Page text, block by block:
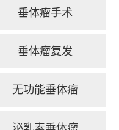
垂体瘤手术
垂体瘤复发
无功能垂体瘤